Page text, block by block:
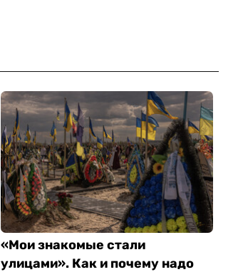
«Мои знакомые стали
улицами». Как и почему надо